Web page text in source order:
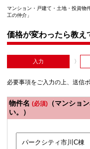
マンション・戸建て・土地・投資物
工の仲介」
価格が変わったら教え
入力
必要事項をご入力の上、送信
物件名 (必須) （マンショ
い。）